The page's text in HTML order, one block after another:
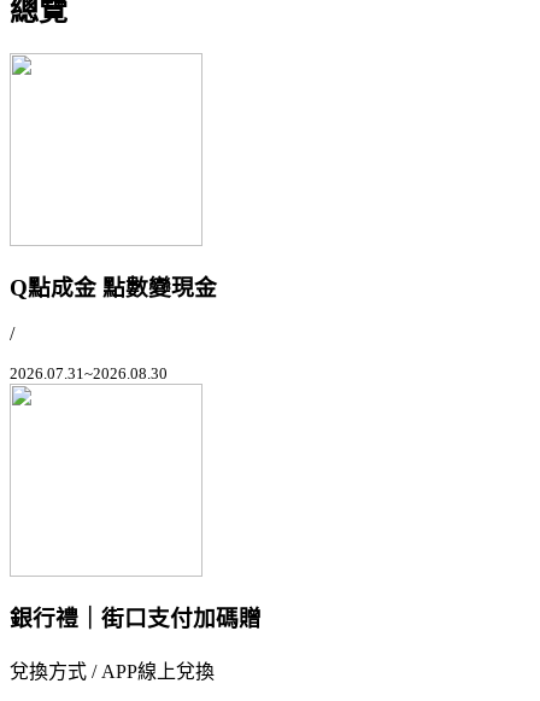
總覽
Q點成金 點數變現金
/
2026.07.31~2026.08.30
銀行禮｜街口支付加碼贈
兌換方式 / APP線上兌換